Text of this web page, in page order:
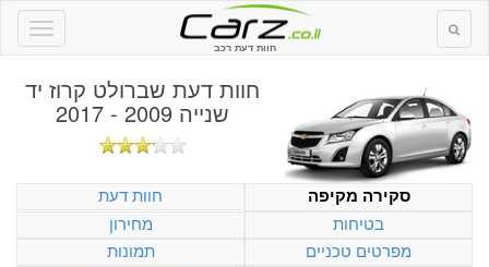
חוות דעת רכב
חוות דעת שברולט קרוז יד
שנייה 2009 - 2017
סקירה מקיפה
חוות דעת
בטיחות
מחירון
מפרטים טכניים
תמונות